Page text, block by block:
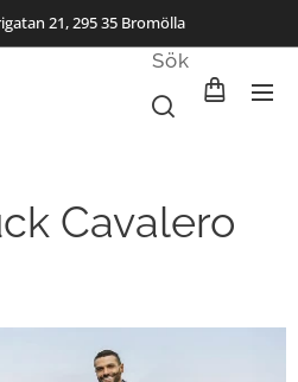
21, 295 35 Bromölla
Sök
Cavalero